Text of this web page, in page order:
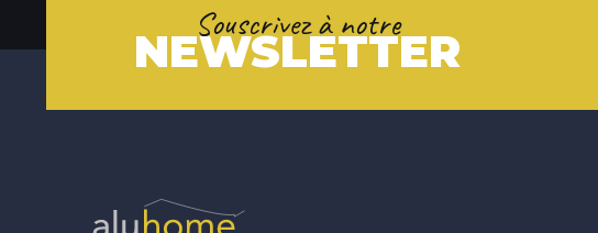
Souscrivez à notre
NEWSLETTER